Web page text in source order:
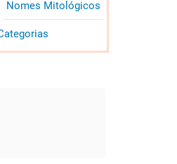
Nomes Mitológicos